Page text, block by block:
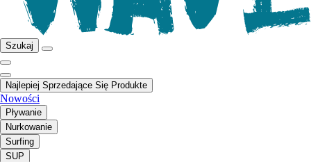
Szukaj
Najlepiej Sprzedające Się Produkte
Nowości
Pływanie
Nurkowanie
Surfing
SUP